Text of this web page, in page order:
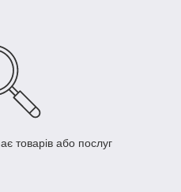
товарів або послуг